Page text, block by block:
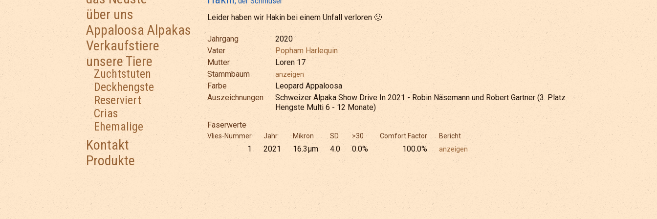
über uns
Appaloosa Alpakas
Verkaufstiere
unsere Tiere
Zuchtstuten
Deckhengste
Reserviert
Crias
Ehemalige
Kontakt
Produkte
Leider haben wir Hakin bei einem Unfall verloren 🙁
Jahrgang
2020
Vater
Popham Harlequin
Mutter
Loren 17
Stammbaum
anzeigen
Farbe
Leopard Appaloosa
Auszeichnungen
Schweizer Alpaka Show Drive In 2021 - Robin Näsemann und Robert Gartner (3. Platz
Hengste Multi 6 - 12 Monate)
Faserwerte
Vlies-Nummer Jahr Mikron SD >30 Comfort Factor Bericht
1 2021 16.3µm 4.0 0.0% 100.0% anzeigen